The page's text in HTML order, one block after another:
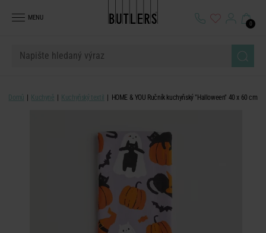
MENU
0
Domů Kuchyně Kuchyňský textil HOME & YOU Ručník kuchyňský "Halloween" 40 x 60 cm